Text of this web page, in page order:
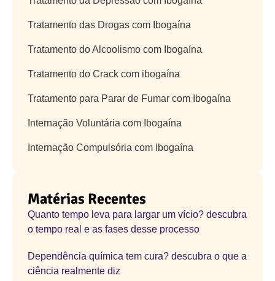
Tratamento das Drogas com Ibogaína
Tratamento do Alcoolismo com Ibogaína
Tratamento do Crack com ibogaína
Tratamento para Parar de Fumar com Ibogaína
Internação Voluntária com Ibogaína
Internação Compulsória com Ibogaína
Matérias Recentes
Quanto tempo leva para largar um vício? descubra
o tempo real e as fases desse processo
Dependência química tem cura? descubra o que a
ciência realmente diz